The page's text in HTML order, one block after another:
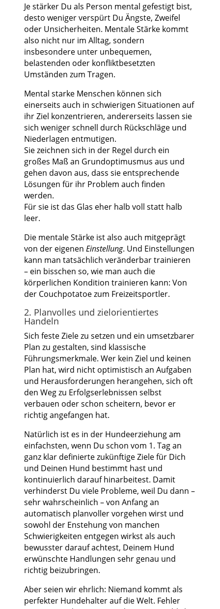
Je stärker Du als Person mental gefestigt bist,
desto weniger verspürt Du Ängste, Zweifel
oder Unsicherheiten. Mentale Stärke kommt
also nicht nur im Alltag, sondern
insbesondere unter unbequemen,
belastenden oder konfliktbesetzten
Umständen zum Tragen.
Mental starke Menschen können sich
einerseits auch in schwierigen Situationen auf
ihr Ziel konzentrieren, andererseits lassen sie
sich weniger schnell durch Rückschläge und
Niederlagen entmutigen.
Sie zeichnen sich in der Regel durch ein
großes Maß an Grundoptimusmus aus und
gehen davon aus, dass sie entsprechende
Lösungen für ihr Problem auch finden
werden.
Für sie ist das Glas eher halb voll statt halb
leer.
Die mentale Stärke ist also auch mitgeprägt
von der eigenenEinstellung. Und Einstellungen
kann man tatsächlich veränderbar trainieren
– ein bisschen so, wie man auch die
körperlichen Kondition trainieren kann: Von
der Couchpotatoe zum Freizeitsportler.
2. Planvolles und zielorientiertes
Handeln
Sich feste Ziele zu setzen und ein umsetzbarer
Plan zu gestalten, sind klassische
Führungsmerkmale. Wer kein Ziel und keinen
Plan hat, wird nicht optimistisch an Aufgaben
und Herausforderungen herangehen, sich oft
den Weg zu Erfolgserlebnissen selbst
verbauen oder schon scheitern, bevor er
richtig angefangen hat.
Natürlich ist es in der Hundeerziehung am
einfachsten, wenn Du schon vom 1. Tag an
ganz klar definierte zukünftige Ziele für Dich
und Deinen Hund bestimmt hast und
kontinuierlich darauf hinarbeitest. Damit
verhinderst Du viele Probleme, weil Du dann –
sehr wahrscheinlich – von Anfang an
automatisch planvoller vorgehen wirst und
sowohl der Enstehung von manchen
Schwierigkeiten entgegen wirkst als auch
bewusster darauf achtest, Deinem Hund
erwünschte Handlungen sehr genau und
richtig beizubringen.
Aber seien wir ehrlich: Niemand kommt als
perfekter Hundehalter auf die Welt. Fehler